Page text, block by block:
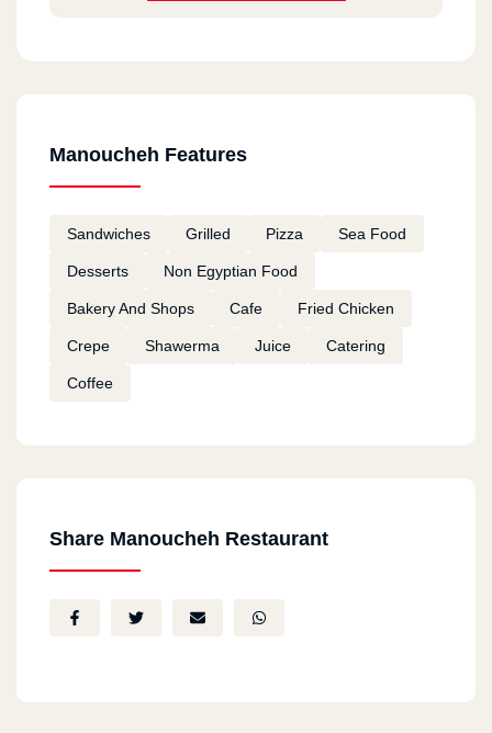
Manoucheh Features
Sandwiches Grilled Pizza Sea Food
Desserts Non Egyptian Food
Bakery And Shops Cafe Fried Chicken
Crepe Shawerma Juice Catering
Coffee
Share Manoucheh Restaurant